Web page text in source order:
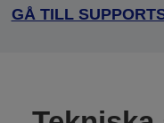
GÅ TILL